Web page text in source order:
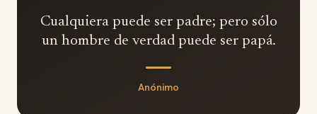
Cualquiera puede ser padre; pero sólo
un hombre de verdad puede ser papá.
Anónimo